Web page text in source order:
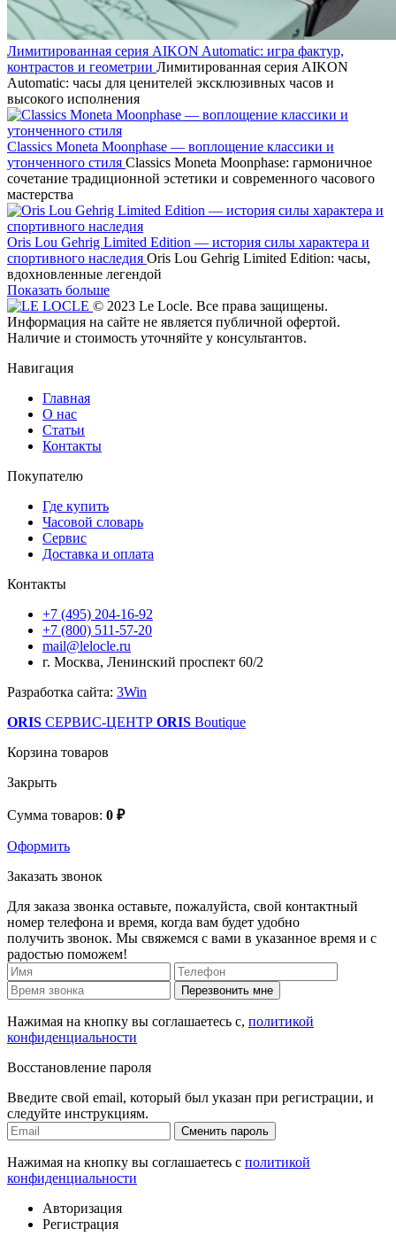
Лимитированная серия AIKON Automatic: игра фактур,
контрастов и геометрии Лимитированная серия AIKON
Automatic: часы для ценителей эксклюзивных часов и
высокого исполнения
Classics Moneta Moonphase — воплощение классики и
утонченного стиля Classics Moneta Moonphase: гармоничное
сочетание традиционной эстетики и современного часового
мастерства
Oris Lou Gehrig Limited Edition — история силы характера и
спортивного наследия Oris Lou Gehrig Limited Edition: часы,
вдохновленные легендой
Показать больше
© 2023 Le Locle. Все права защищены.
Информация на сайте не является публичной офертой.
Наличие и стоимость уточняйте у консультантов.
Навигация
Главная
О нас
Статьи
Контакты
Покупателю
Где купить
Часовой словарь
Сервис
Доставка и оплата
Контакты
+7 (495) 204-16-92
+7 (800) 511-57-20
mail@lelocle.ru
г. Москва, Ленинский проспект 60/2
Разработка сайта: 3Win
ORIS СЕРВИС-ЦЕНТР ORIS Boutique
Корзина товаров
Закрыть
Сумма товаров: 0 ₽
Оформить
Заказать звонок
Для заказа звонка оставьте, пожалуйста, свой контактный
номер телефона и время, когда вам будет удобно
получить звонок. Мы свяжемся с вами в указанное время и с
радостью поможем!
Перезвонить мне
Нажимая на кнопку вы соглашаетесь с, политикой
конфиденциальности
Восстановление пароля
Введите свой email, который был указан при регистрации, и
следуйте инструкциям.
Сменить пароль
Нажимая на кнопку вы соглашаетесь с политикой
конфиденциальности
Авторизация
Регистрация